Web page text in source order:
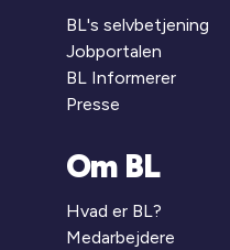
BL's selvbetjening
Jobportalen
BL Informerer
Presse
Om BL
Hvad er BL?
Medarbejdere